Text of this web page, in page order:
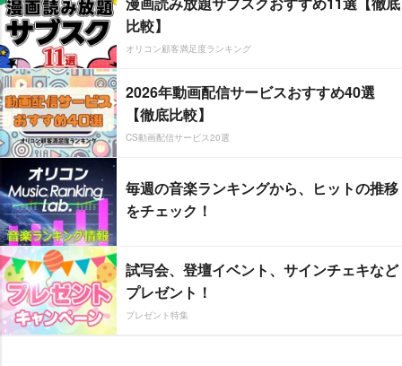
比較】
オリコン顧客満足度ランキング
2026年動画配信サービスおすすめ40選
【徹底比較】
CS動画配信サービス20選
毎週の音楽ランキングから、ヒットの推移
をチェック！
試写会、登壇イベント、サインチェキなど
プレゼント！
プレゼント特集